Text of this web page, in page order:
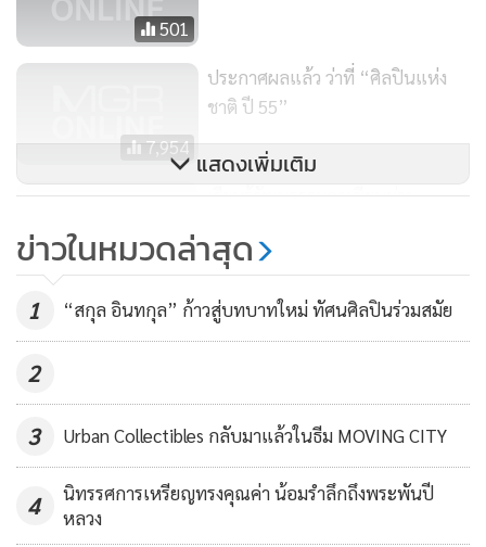
501
7,954
ประกาศผลแล้ว ว่าที่ “ศิลปินแห่ง
ชาติ ปี 55”
2,338
เรียนรู้วัฒนธรรมอาเซียนผ่าน
ชมฟรีถึง 15 ม.ค.นี้
แสดงเพิ่มเติม
ข่าวในหมวดล่าสุด
1 “สกุล อินทกุล” ก้าวสู่บทบาทใหม่ ทัศนศิลปินร่วมสมัย
2
3 Urban Collectibles กลับมาแล้วในธีม MOVING CITY
4
นิทรรศการเหรียญทรงคุณค่า น้อมรำลึกถึงพระพันปี
หลวง